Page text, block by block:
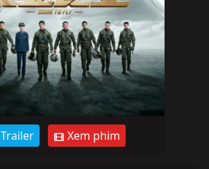
Trailer Xem phim